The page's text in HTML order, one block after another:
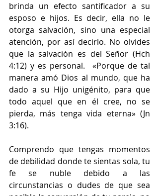
brinda un efecto santificador a su
esposo e hijos. Es decir, ella no le
otorga salvación, sino una especial
atención, por así decirlo. No olvides
que la salvación es del Señor (Hch
4:12) y es personal.
«Porque de tal
manera amó Dios al mundo, que ha
dado a su Hijo unigénito, para que
todo aquel que en él cree, no se
pierda, más tenga vida eterna» (Jn
3:16).
Comprendo que tengas momentos
de debilidad donde te sientas sola, tu
fe se nuble debido a las
circunstancias o dudes de que sea